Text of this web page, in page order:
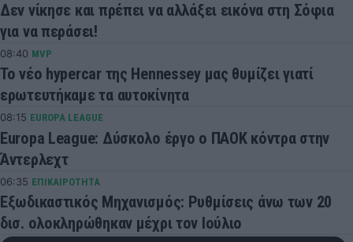
Δεν νίκησε και πρέπει να αλλάξει εικόνα στη Σόφια
για να περάσει!
08:40 MVP
Το νέο hypercar της Hennessey μας θυμίζει γιατί
ερωτευτήκαμε τα αυτοκίνητα
08:15 EUROPA LEAGUE
Europa League: Δύσκολο έργο ο ΠΑΟΚ κόντρα στην
Άντερλεχτ
06:35 ΕΠΙΚΑΙΡΟΤΗΤΑ
Εξωδικαστικός Μηχανισμός: Ρυθμίσεις άνω των 20
δισ. ολοκληρώθηκαν μέχρι τον Ιούλιο